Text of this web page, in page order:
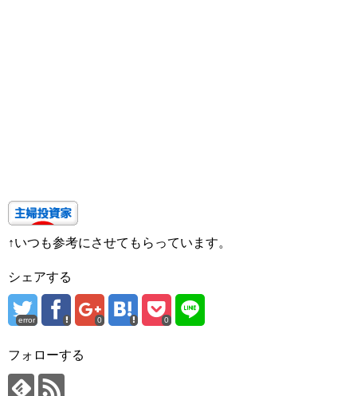
↑いつも参考にさせてもらっています。
シェアする
error 0 0
フォローする